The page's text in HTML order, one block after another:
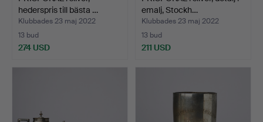
hederspris till bästa …
Klubbades 23 maj 2022
13 bud
274 USD
emalj, Stockh…
Klubbades 23 maj 2022
13 bud
211 USD